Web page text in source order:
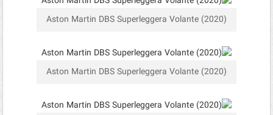
Aston Martin DBS Superleggera Volante (2020)
Aston Martin DBS Superleggera Volante (2020)